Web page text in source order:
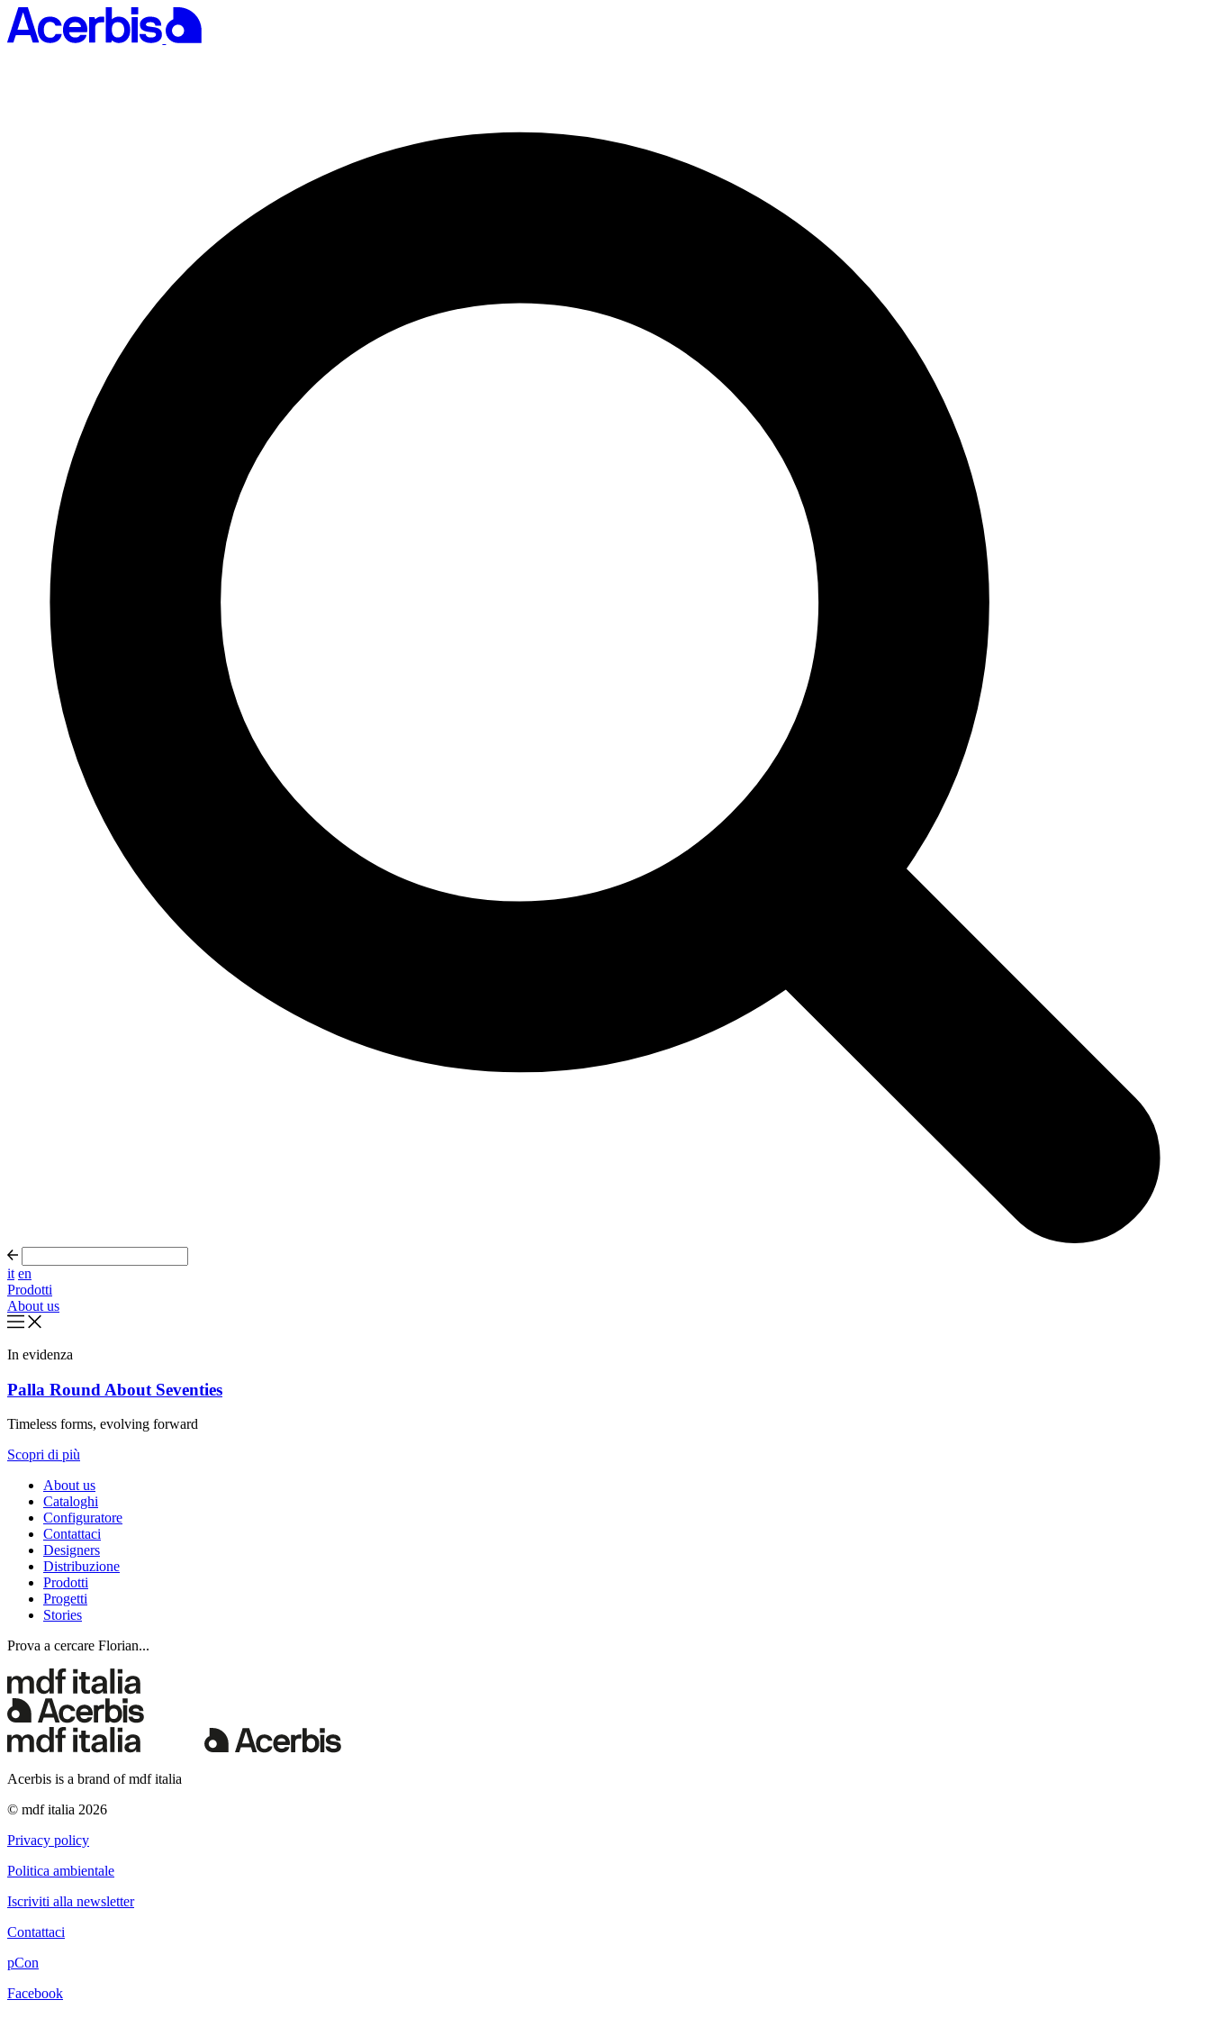
it en
Prodotti
About us
In evidenza
Palla Round About Seventies
Timeless forms, evolving forward
Scopri di più
About us
Cataloghi
Configuratore
Contattaci
Designers
Distribuzione
Prodotti
Progetti
Stories
Prova a cercare Florian...
Acerbis is a brand of mdf italia
© mdf italia 2026
Privacy policy
Politica ambientale
Iscriviti alla newsletter
Contattaci
pCon
Facebook